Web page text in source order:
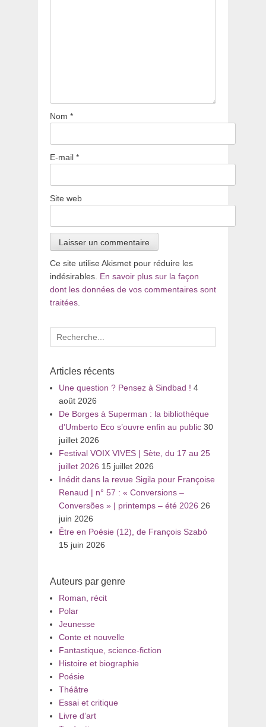
Nom *
E-mail *
Site web
Ce site utilise Akismet pour réduire les
indésirables. En savoir plus sur la façon
dont les données de vos commentaires sont
traitées
Recherche
pour
Articles récents
Une question ? Pensez à Sindbad ! 4
août 2026
De Borges à Superman : la bibliothèque
d’Umberto Eco s’ouvre enfin au public 30
juillet 2026
Festival VOIX VIVES | Sète, du 17 au 25
juillet 2026 15 juillet 2026
Inédit dans la revue Sigila pour Françoise
Renaud | n° 57 : « Conversions –
Conversões » | printemps – été 2026 26
juin 2026
Être en Poésie (12), de François Szabó
15 juin 2026
Auteurs par genre
Roman, récit
Polar
Jeunesse
Conte et nouvelle
Fantastique, science-fiction
Histoire et biographie
Poésie
Théâtre
Essai et critique
Livre d’art